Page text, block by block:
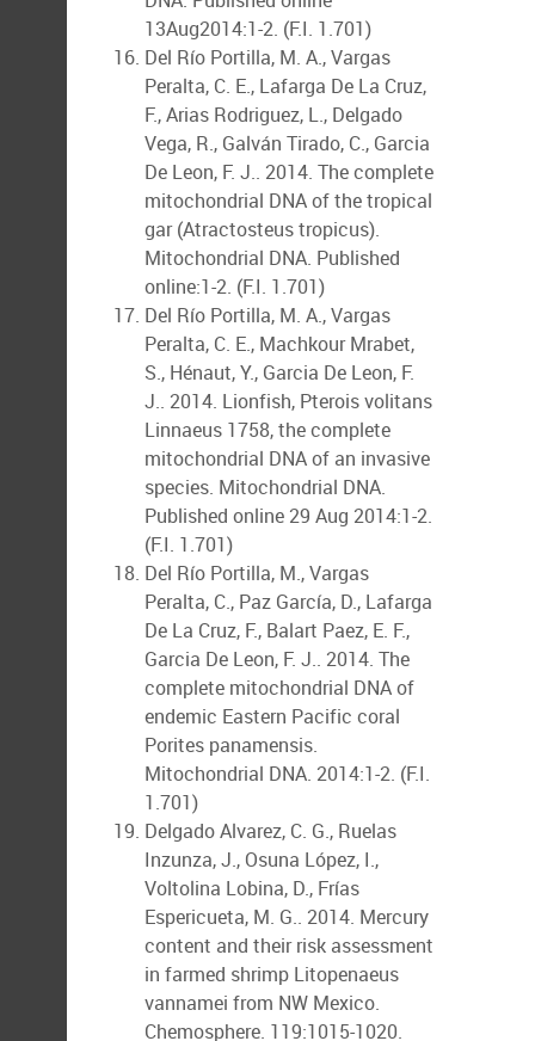
13Aug2014:1-2. (F.I. 1.701)
Del Río Portilla, M. A., Vargas
Peralta, C. E., Lafarga De La Cruz,
F., Arias Rodriguez, L., Delgado
Vega, R., Galván Tirado, C., Garcia
De Leon, F. J.. 2014. The complete
mitochondrial DNA of the tropical
gar (Atractosteus tropicus).
Mitochondrial DNA. Published
online:1-2. (F.I. 1.701)
Del Río Portilla, M. A., Vargas
Peralta, C. E., Machkour Mrabet,
S., Hénaut, Y., Garcia De Leon, F.
J.. 2014. Lionfish, Pterois volitans
Linnaeus 1758, the complete
mitochondrial DNA of an invasive
species. Mitochondrial DNA.
Published online 29 Aug 2014:1-2.
(F.I. 1.701)
Del Río Portilla, M., Vargas
Peralta, C., Paz García, D., Lafarga
De La Cruz, F., Balart Paez, E. F.,
Garcia De Leon, F. J.. 2014. The
complete mitochondrial DNA of
endemic Eastern Pacific coral
Porites panamensis.
Mitochondrial DNA. 2014:1-2. (F.I.
1.701)
Delgado Alvarez, C. G., Ruelas
Inzunza, J., Osuna López, I.,
Voltolina Lobina, D., Frías
Espericueta, M. G.. 2014. Mercury
content and their risk assessment
in farmed shrimp Litopenaeus
vannamei from NW Mexico.
Chemosphere. 119:1015-1020.